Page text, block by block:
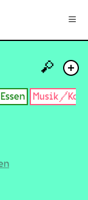
≡
+
🔎
Essen Musik/